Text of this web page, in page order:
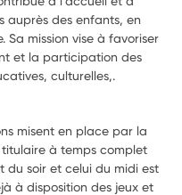
auprès des enfants, en
Sa mission vise à favoriser
et la participation des
culturelles,.
misent en place par la
à temps complet
du soir et celui du midi est
à disposition des jeux et